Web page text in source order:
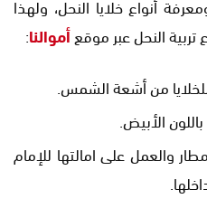
النحل عبر موقعأموالنا:
من أشعة الشمس.
الأبيض.
والعمل على امالتها للإمام